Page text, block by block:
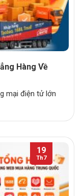
Hàng Về
mại điện tử lớn
19
Th7